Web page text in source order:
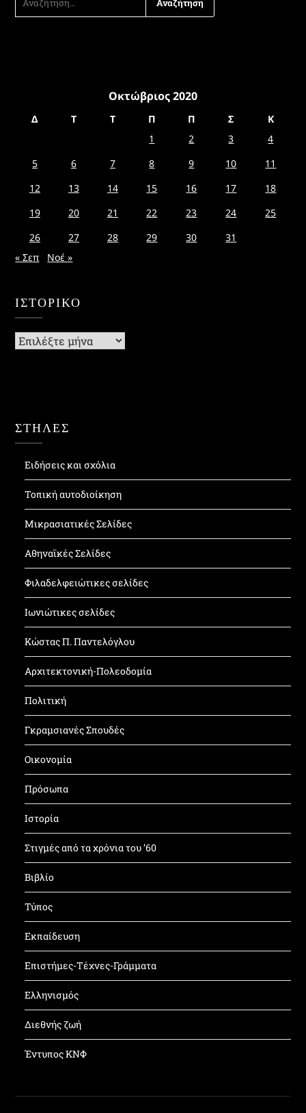
ΓΙΑ:
Οκτώβριος 2020
Δ Τ Τ Π Π Σ
Κ
1
2 3
4
5
6 7 8 9 10
11
12
13 14 15 16 17
18
19
20 21 22 23 24
25
26
27 28 29 30
31
« Σεπ
Νοέ »
ΙΣΤΟΡΙΚΌ
Ιστορικό
ΣΤΗΛΕΣ
Ειδήσεις και σχόλια
Τοπική αυτοδιοίκηση
Μικρασιατικές Σελίδες
Αθηναϊκές Σελίδες
Φιλαδελφειώτικες σελίδες
Ιωνιώτικες σελίδες
Κώστας Π. Παντελόγλου
Αρχιτεκτονική-Πολεοδομία
Πολιτική
Γκραμσιανές Σπουδές
Οικονομία
Πρόσωπα
Ιστορία
Στιγμές από τα χρόνια του ’60
Βιβλίο
Τύπος
Εκπαίδευση
Επιστήμες-Τέχνες-Γράμματα
Ελληνισμός
Διεθνής ζωή
Έντυπος ΚΝΦ